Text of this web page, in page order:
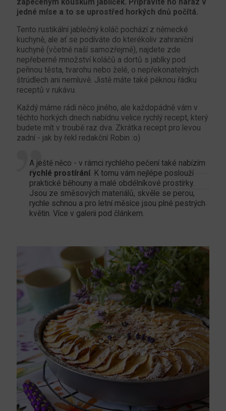
zapečeným kouskům jablíček. Připravíte ho naráz v
jedné míse a to se uprostřed horkých dnů počítá.
Tento rustikální jablečný koláč pochází z německé
kuchyně, ale ať se podíváte do kterékoliv zahraniční
kuchyně (včetně naší samozřejmě), najdete zde
nepřeberné množství koláčů a dortů s jablky pod
peřinou těsta, tvarohu nebo želé, o nepřekonatelných
štrúdlech ani nemluvě. Jistě máte také pěknou řádku
receptů v rukávu.
Každý máme rádi něco jiného, ale každopádně vám v
těchto horkých dnech nabídnu velice rychlý recept, který
budete mít v troubě raz dva. Zkrátka recept pro levou
zadní - jak by řekl redakční Robin :o)
A ještě něco - v rámci rychlého pečení také nabízím
rychlé prostírání. K tomu vám nejlépe poslouží
praktické běhouny a malé obdélníkové prostírky.
Jsou ze směsových materiálů, skvěle se perou,
rychle schnou a pro letní měsíce jsou plné pestrých
květin. Více v galerii pod článkem.